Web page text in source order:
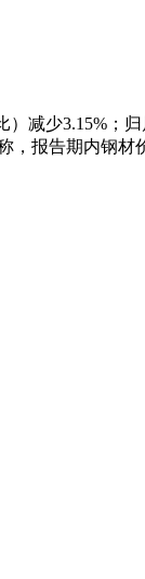
减少3.15%；
报告期内钢